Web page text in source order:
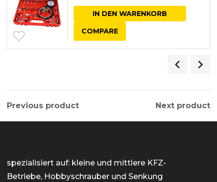
IN DEN WARENKORB
COMPARE
Previous product Next product
spezialisiert auf: kleine und mittlere KFZ-
Betriebe, Hobbyschrauber und Senkung